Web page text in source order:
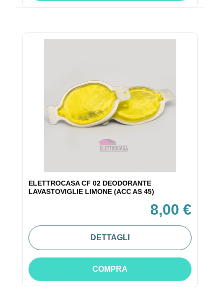
ELETTROCASA CF 02 DEODORANTE
LAVASTOVIGLIE LIMONE (ACC AS 45)
8,00 €
DETTAGLI
COMPRA